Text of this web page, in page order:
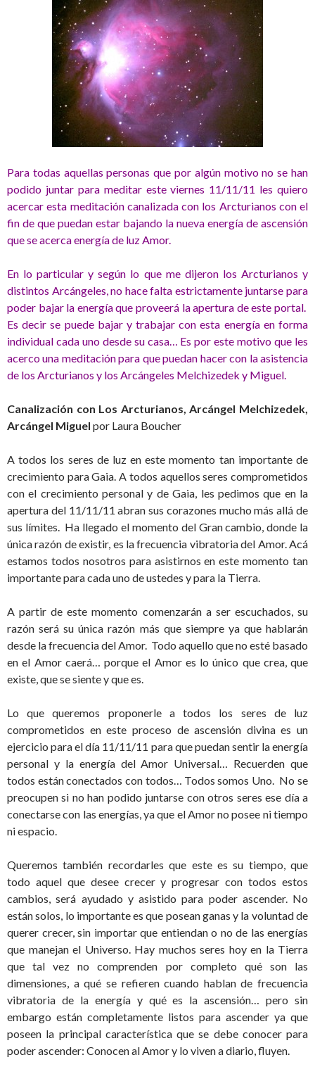
Para todas aquellas personas que por algún motivo no se han
podido juntar para meditar este viernes 11/11/11 les quiero
acercar esta meditación canalizada con los Arcturianos con el
fin de que puedan estar bajando la nueva energía de ascensión
que se acerca energía de luz Amor.
En lo particular y según lo que me dijeron los Arcturianos y
distintos Arcángeles, no hace falta estrictamente juntarse para
poder bajar la energía que proveerá la apertura de este portal.
Es decir se puede bajar y trabajar con esta energía en forma
individual cada uno desde su casa… Es por este motivo que les
acerco una meditación para que puedan hacer con la asistencia
de los Arcturianos y los Arcángeles Melchizedek y Miguel.
Canalización con Los Arcturianos, Arcángel Melchizedek,
Arcángel Miguel por Laura Boucher
A todos los seres de luz en este momento tan importante de
crecimiento para Gaia. A todos aquellos seres comprometidos
con el crecimiento personal y de Gaia, les pedimos que en la
apertura del 11/11/11 abran sus corazones mucho más allá de
sus límites. Ha llegado el momento del Gran cambio, donde la
única razón de existir, es la frecuencia vibratoria del Amor. Acá
estamos todos nosotros para asistirnos en este momento tan
importante para cada uno de ustedes y para la Tierra.
A partir de este momento comenzarán a ser escuchados, su
razón será su única razón más que siempre ya que hablarán
desde la frecuencia del Amor. Todo aquello que no esté basado
en el Amor caerá… porque el Amor es lo único que crea, que
existe, que se siente y que es.
Lo que queremos proponerle a todos los seres de luz
comprometidos en este proceso de ascensión divina es un
ejercicio para el día 11/11/11 para que puedan sentir la energía
personal y la energía del Amor Universal… Recuerden que
todos están conectados con todos… Todos somos Uno. No se
preocupen si no han podido juntarse con otros seres ese día a
conectarse con las energías, ya que el Amor no posee ni tiempo
ni espacio.
Queremos también recordarles que este es su tiempo, que
todo aquel que desee crecer y progresar con todos estos
cambios, será ayudado y asistido para poder ascender. No
están solos, lo importante es que posean ganas y la voluntad de
querer crecer, sin importar que entiendan o no de las energías
que manejan el Universo. Hay muchos seres hoy en la Tierra
que tal vez no comprenden por completo qué son las
dimensiones, a qué se refieren cuando hablan de frecuencia
vibratoria de la energía y qué es la ascensión… pero sin
embargo están completamente listos para ascender ya que
poseen la principal característica que se debe conocer para
poder ascender: Conocen al Amor y lo viven a diario, fluyen.